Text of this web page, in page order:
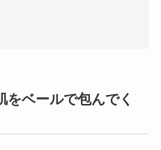
ベールで包んでく